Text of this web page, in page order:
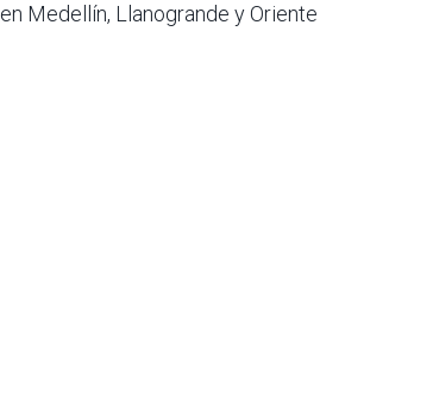
en Medellín, Llanogrande y Oriente